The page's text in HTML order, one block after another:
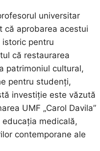
universitar
că aprobarea acestui
pentru
că restaurarea
patrimoniul cultural,
pentru studenți,
investiție este văzută
UMF „Carol Davila”
medicală,
contemporane ale